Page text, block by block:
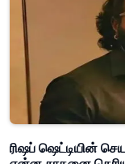
ரிஷப் ஷெட்டியின்
என்ன சாதனை